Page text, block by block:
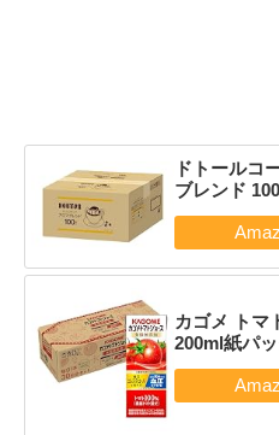
ドトールコ
ブレンド
カゴメ トマ
200ml紙パ